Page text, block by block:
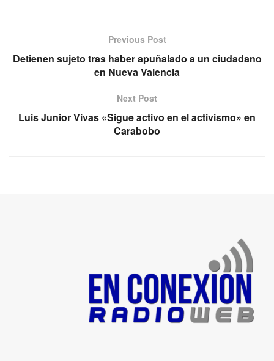
Previous Post
Detienen sujeto tras haber apuñalado a un ciudadano
en Nueva Valencia
Next Post
Luis Junior Vivas «Sigue activo en el activismo» en
Carabobo